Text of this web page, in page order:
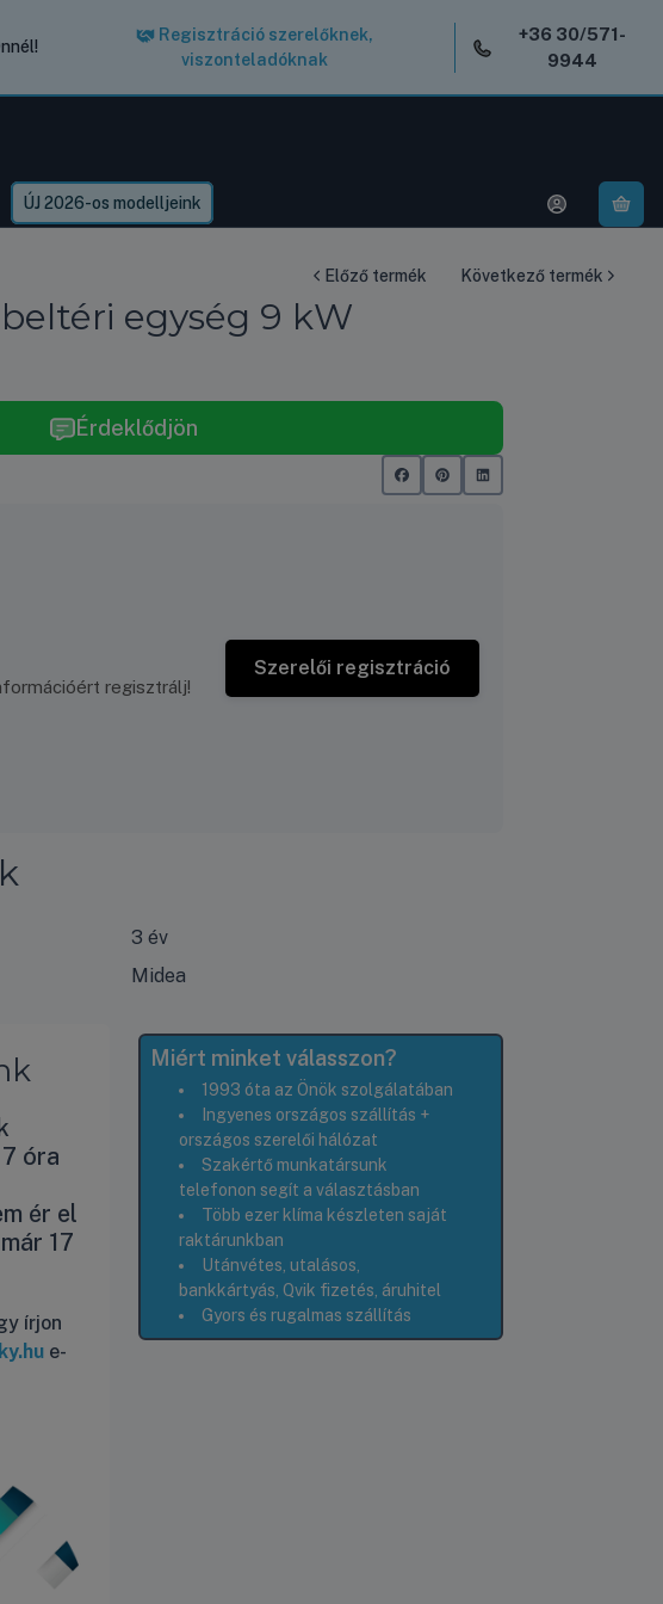
Regisztráció szerelőknek,
viszonteladóknak
+36 30/571-
9944
ÚJ 2026-os modelljeink
Előző termék Következő termék
egység 9 kW
Érdeklődjön
regisztrálj!
Szerelői regisztráció
3 év
Midea
óra
ér el
17
írjon
e-
Miért minket válasszon?
1993 óta az Önök szolgálatában
Ingyenes országos szállítás +
országos szerelői hálózat
Szakértő munkatársunk
telefonon segít a választásban
Több ezer klíma készleten saját
raktárunkban
Utánvétes, utalásos,
bankkártyás, Qvik fizetés, áruhitel
Gyors és rugalmas szállítás